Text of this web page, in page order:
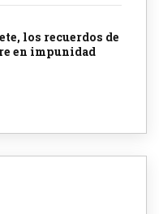
los recuerdos de
en impunidad